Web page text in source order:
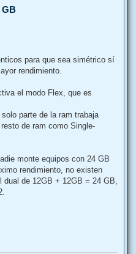
GB
para que sea simétrico sí
rendimiento.
el modo Flex, que es
parte de la ram trabaja
de ram como Single-
monte equipos con 24 GB
rendimiento, no existen
de 12GB + 12GB = 24 GB,